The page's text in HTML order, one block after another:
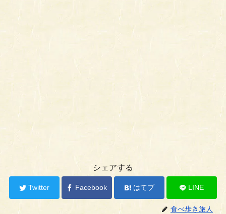
シェアする
Twitter Facebook はてブ LINE
食べ歩き旅人